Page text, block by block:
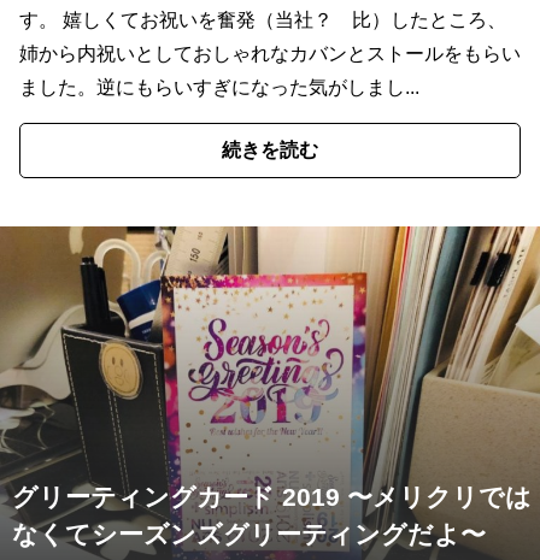
す。 嬉しくてお祝いを奮発（当社？ 比）したところ、
姉から内祝いとしておしゃれなカバンとストールをもらい
ました。逆にもらいすぎになった気がしまし...
続きを読む
グリーティングカード 2019 〜メリクリでは
なくてシーズンズグリーティングだよ〜